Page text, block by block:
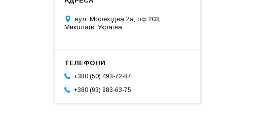
вул. Морехідна 2а, оф.203,
Миколаїв, Україна
+380 (50) 493-72-87
+380 (93) 983-63-75